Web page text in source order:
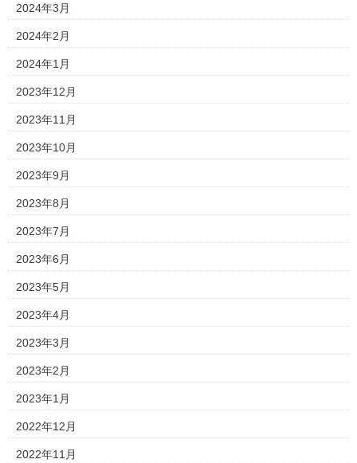
2024年3月
2024年2月
2024年1月
2023年12月
2023年11月
2023年10月
2023年9月
2023年8月
2023年7月
2023年6月
2023年5月
2023年4月
2023年3月
2023年2月
2023年1月
2022年12月
2022年11月